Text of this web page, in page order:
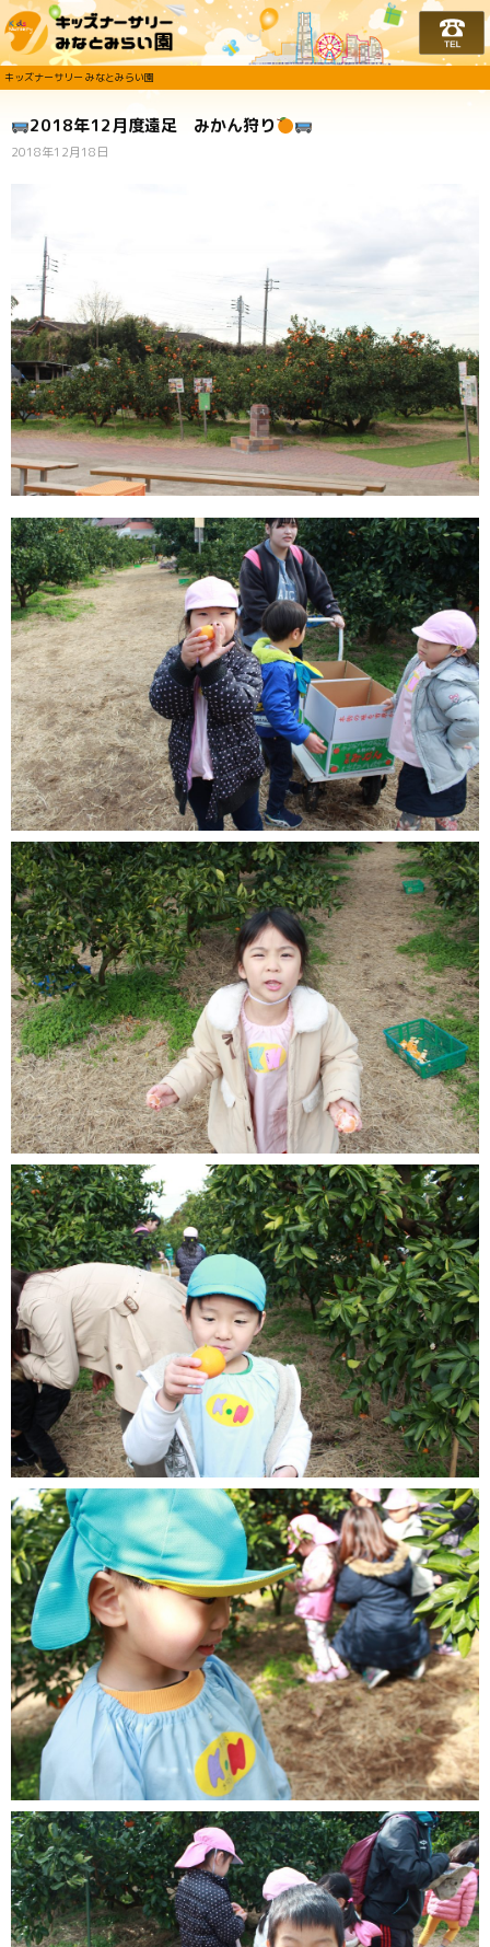
キッズナーサリー みな
キッズナーサリー みなとみらい園
2018年12月度遠足 みかん狩り
2018年12月18日